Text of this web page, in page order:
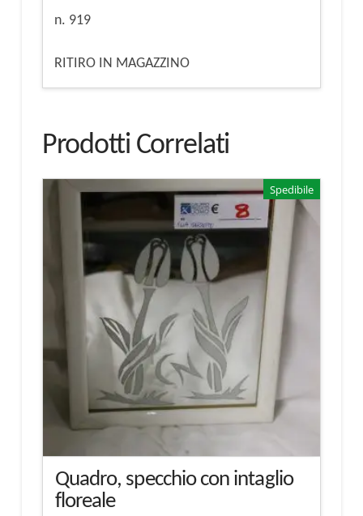
n. 919
RITIRO IN MAGAZZINO
Prodotti Correlati
Spedibile
Quadro, specchio con intaglio
floreale